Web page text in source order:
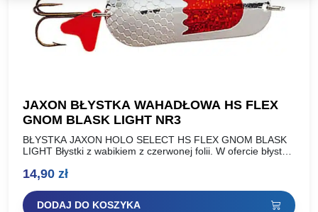
JAXON BŁYSTKA WAHADŁOWA HS FLEX
GNOM BLASK LIGHT NR3
BŁYSTKA JAXON HOLO SELECT HS FLEX GNOM BLASK
LIGHT Błystki z wabikiem z czerwonej folii. W ofercie błystki
14,90 zł
DODAJ DO KOSZYKA